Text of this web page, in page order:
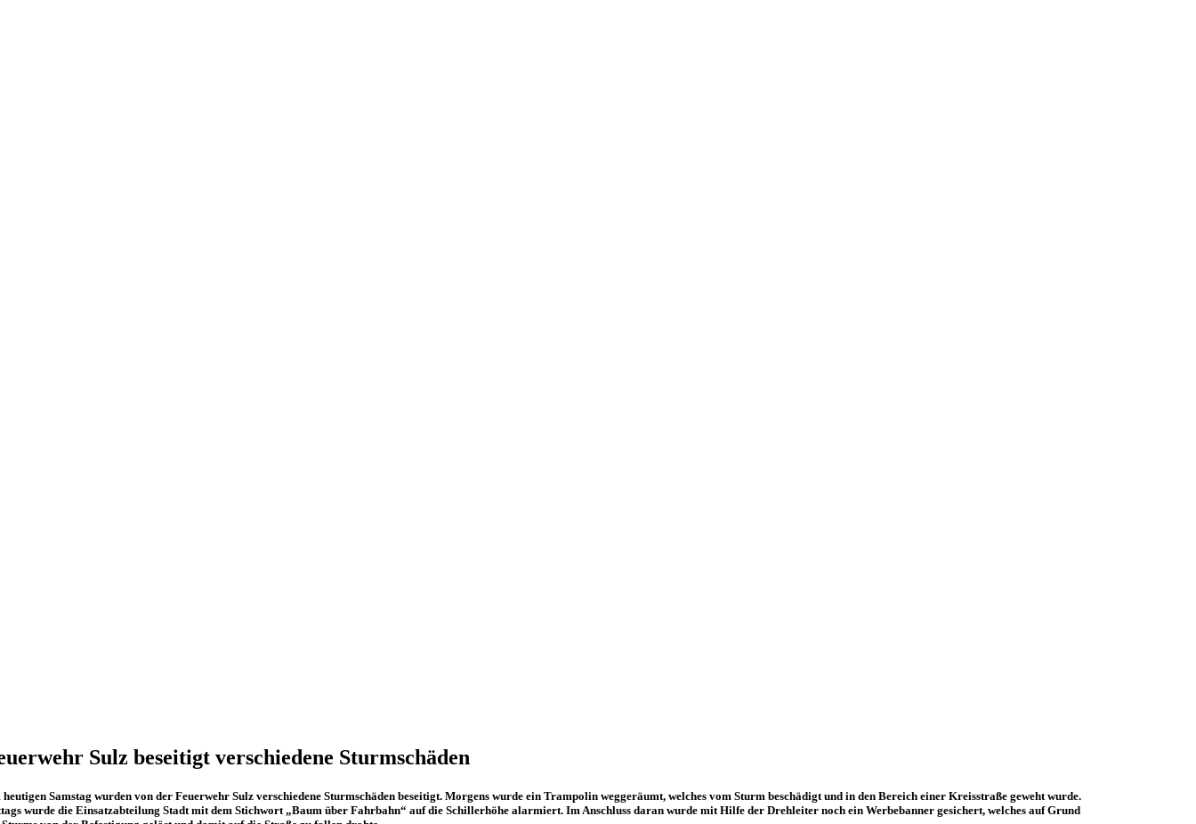
Sulz beseitigt verschiedene Sturmschäden
heutigen Samstag wurden von der Feuerwehr Sulz verschiedene Sturmschäden beseitigt. Morgens wurde ein Trampolin weggeräumt, welches vom Sturm beschädigt und in den Bereich einer Kreisstraße geweht wurde.
wurde die Einsatzabteilung Stadt mit dem Stichwort „Baum über Fahrbahn“ auf die Schillerhöhe alarmiert. Im Anschluss daran wurde mit Hilfe der Drehleiter noch ein Werbebanner gesichert, welches auf Grund